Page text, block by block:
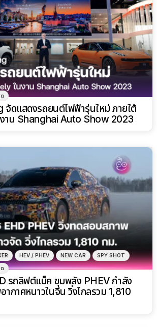
จัดแสดงรถยนต์ไฟฟ้ารุ่นใหม่ ภายใต้
งาน Shanghai Auto Show 2023
HEV / PHEV NEW CAR SPY SHOT
รถลิฟต์แบ็ค ขุมพลัง PHEV กำลัง
ากาศหนาวในจีน วิ่งไกลรวม 1,810